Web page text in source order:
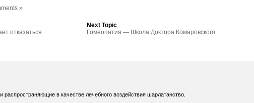
»
отказаться
Next Topic
Гомеопатия — Школа Доктора Комаровского
в качестве лечебного воздействия шарлатанство.